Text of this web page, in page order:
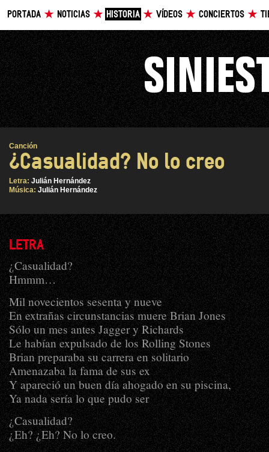
PORTADA NOTICIAS HISTORIA VÍDEOS CONCIERTOS
Canción
¿Casualidad? No lo creo
Letra: Julián Hernández
Música: Julián Hernández
LETRA
¿Casualidad?
Hmmm…
Mil novecientos sesenta y nueve
En extrañas circunstancias muere Brian Jones
Sólo un mes antes Jagger y Richards
Le habían expulsado de los Rolling Stones
Brian preparaba su carrera en solitario
Amenazaba la fama de sus ex
Y apareció un buen día ahogado en su piscina,
Ya nada sería lo que pudo ser
¿Casualidad?
¿Eh? ¿Eh? No lo creo.